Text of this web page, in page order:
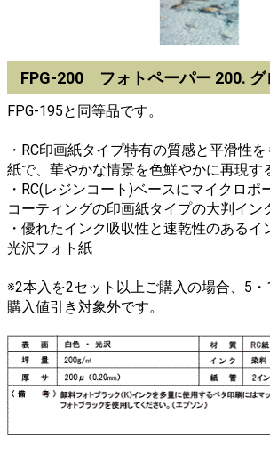
FPG-200 フォトペーパー 200.
FPG-195と同等品です。
・RC印画紙タイプ特有の質感と平滑性
紙で、華やかな情景を色鮮やかに再現す
・RC(レジンコート)ベースにマイクロポ
コーティングの印画紙タイプの大判イン
・優れたインク吸収性と速乾性のある
光沢フォト紙
※2本入を2セット以上ご購入の場合、5
購入値引き対象外です。